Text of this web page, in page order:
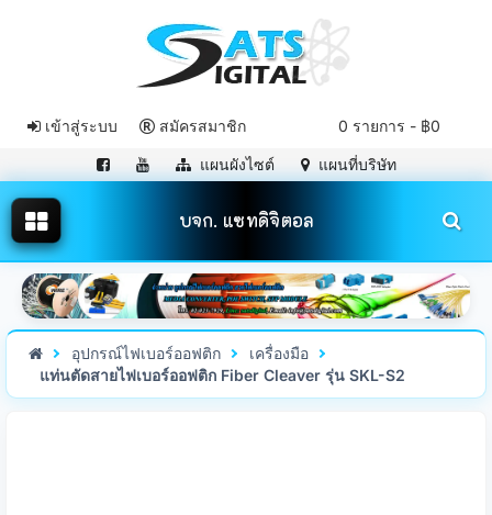
0 รายการ - ฿0
เข้าสู่ระบบ สมัครสมาชิก
แผนผังไซต์ แผนที่บริษัท
บจก. แซทดิจิตอล
อุปกรณ์ไฟเบอร์ออฟติก
เครื่องมือ
แท่นตัดสายไฟเบอร์ออฟติก Fiber Cleaver รุ่น SKL-S2